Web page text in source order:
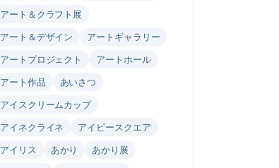
アート＆クラフト展
アート＆デザイン
アートギャラリー
アートプロジェクト
アートホール
アート作品
あいさつ
アイスクリームカップ
アイネクライネ
アイビースクエア
アイリス
あかり
あかり展